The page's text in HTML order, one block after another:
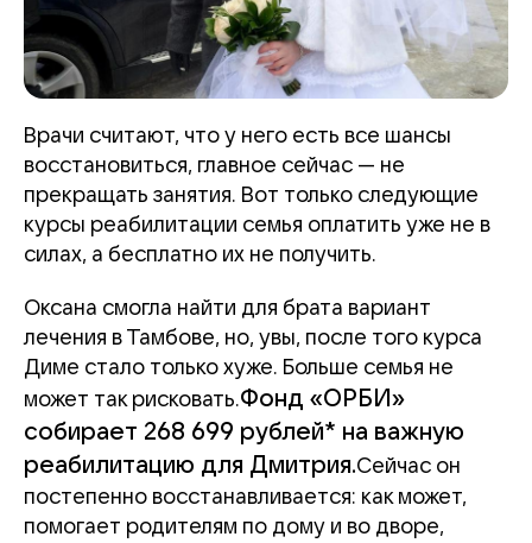
Врачи считают, что у него есть все шансы
восстановиться, главное сейчас — не
прекращать занятия. Вот только следующие
курсы реабилитации семья оплатить уже не в
силах, а бесплатно их не получить.
Оксана смогла найти для брата вариант
лечения в Тамбове, но, увы, после того курса
Диме стало только хуже. Больше семья не
может так рисковать.Фонд «ОРБИ»
собирает 268 699 рублей* на важную
реабилитацию для Дмитрия.Сейчас он
постепенно восстанавливается: как может,
помогает родителям по дому и во дворе,